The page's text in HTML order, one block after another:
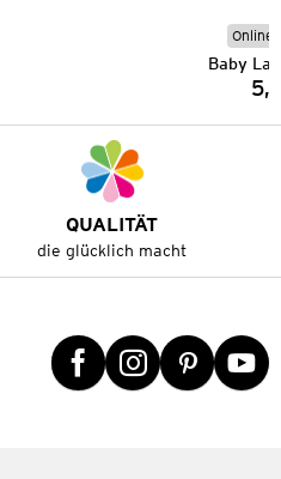
Online
Baby
QUALITÄT
die glücklich macht